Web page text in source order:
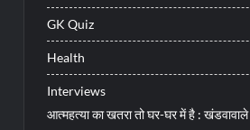
GK Quiz
Health
Interviews
आत्महत्या का खतरा तो घर-घर में है : खंडवावाले